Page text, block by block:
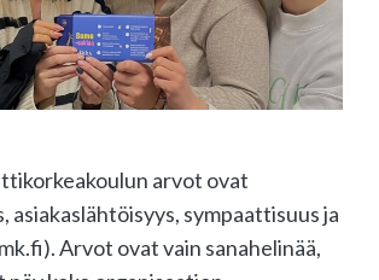
arvot ovat
asiakaslähtöisyys, sympaattisuus ja
Arvot ovat vain sanahelinää,